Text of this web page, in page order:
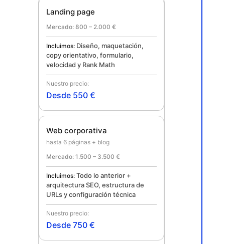
Landing page
800 – 2.000 €
Diseño, maquetación,
copy orientativo, formulario,
velocidad y Rank Math
Desde 550 €
Web corporativa
hasta 6 páginas + blog
1.500 – 3.500 €
Todo lo anterior +
arquitectura SEO, estructura de
URLs y configuración técnica
Desde 750 €